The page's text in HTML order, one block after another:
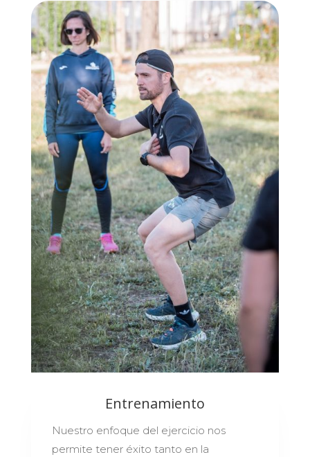
Entrenamiento
Nuestro enfoque del ejercicio nos
permite tener éxito tanto en la